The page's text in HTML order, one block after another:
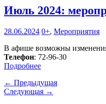
Июль 2024:
28.06.2024 0+, Мероприятия
В афише возможны
Телефон: 72-96-30
Подробнее
← Предыдущая
Следующая →